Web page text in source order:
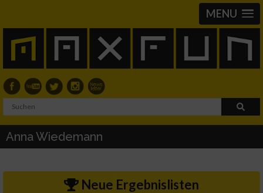
MENU
Anna Wiedemann
Neue Ergebnislisten